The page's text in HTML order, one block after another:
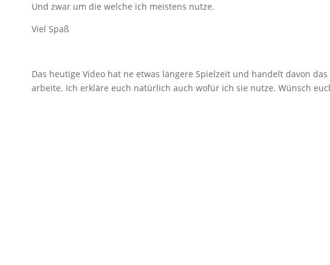
Und zwar um die welche ich meistens nutze.
Viel Spaß
Das heutige Video hat ne etwas längere Spielzeit und handelt davon
arbeite. Ich erkläre euch natürlich auch wofür ich sie nutze. Wünsch